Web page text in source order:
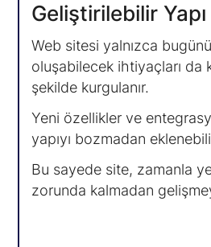
Geliştirilebilir Yapı
Web sitesi yalnızca
oluşabilecek ihtiyaçları da
şekilde kurgulanır.
Yeni özellikler ve
yapıyı bozmadan
Bu sayede site, zamanla
zorunda kalmadan